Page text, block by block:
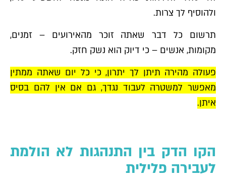
ולהוסיף לך צרות.
תרשום כל דבר שאתה זוכר מהאירועים – זמנים,
מקומות, אנשים – כי דיוק הוא נשק חזק.
פעולה מהירה תיתן לך יתרון, כי כל יום שאתה ממתין
מאפשר למשטרה לעבוד נגדך, גם אם אין להם בסיס
איתן.
הקו הדק בין התנהגות לא הולמת
לעבירה פלילית